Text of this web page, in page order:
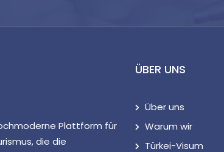
Plattform für
die die
ÜBER UNS
Über uns
Warum wir
Türkei-Visum